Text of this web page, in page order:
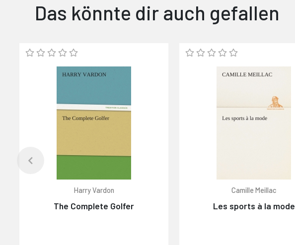
Das könnte dir auch gefallen
Harry Vardon
The Complete Golfer
Camille Meillac
Les sports à la mode